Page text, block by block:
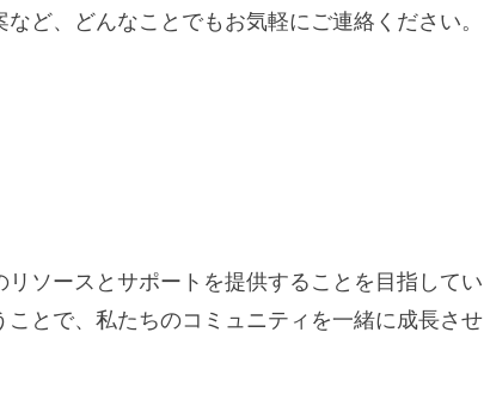
ど、どんなことでもお気軽にご連絡ください。
ソースとサポートを提供することを目指してい
とで、私たちのコミュニティを一緒に成長させ